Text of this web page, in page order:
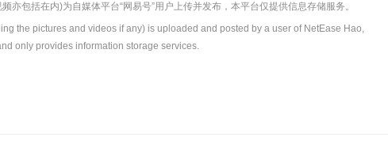
亦包括在内)为自媒体平台“网易号”用户上传并发布，本平台仅提供信息存储服务。
the pictures and videos if any) is uploaded and posted by a user of NetEase Hao,
only provides information storage services.